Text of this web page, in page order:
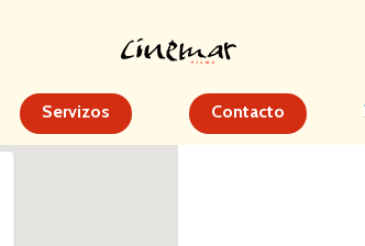
Servizos Contacto